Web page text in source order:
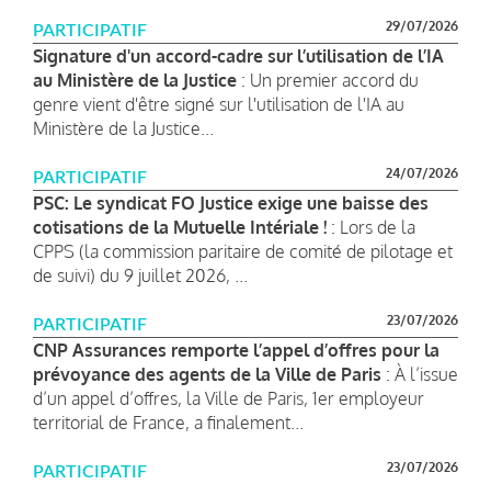
PARTICIPATIF 29/07/2026
Signature d'un accord-cadre sur l’utilisation de l’IA
au Ministère de la Justice : Un premier accord du
genre vient d'être signé sur l'utilisation de l'IA au
Ministère de la Justice...
PARTICIPATIF 24/07/2026
PSC: Le syndicat FO Justice exige une baisse des
cotisations de la Mutuelle Intériale ! : Lors de la
CPPS (la commission paritaire de comité de pilotage et
de suivi) du 9 juillet 2026, ...
PARTICIPATIF 23/07/2026
CNP Assurances remporte l’appel d’offres pour la
prévoyance des agents de la Ville de Paris : À l’issue
d’un appel d’offres, la Ville de Paris, 1er employeur
territorial de France, a finalement...
PARTICIPATIF 23/07/2026